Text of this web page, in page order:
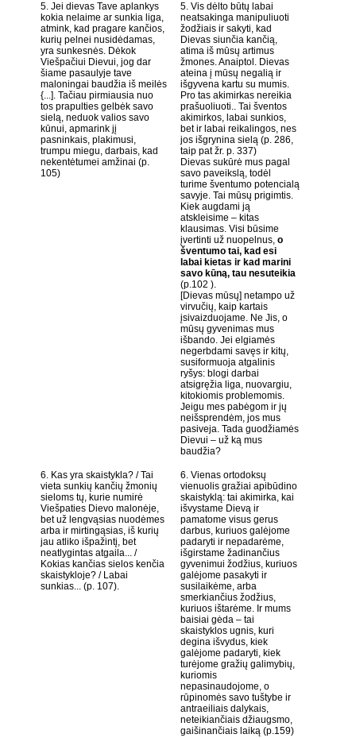
5. Jei dievas Tave aplankys
kokia nelaime ar sunkia liga,
atmink, kad pragare kančios,
kurių pelnei nusidėdamas,
yra sunkesnės. Dėkok
Viešpačiui Dievui, jog dar
šiame pasaulyje tave
maloningai baudžia iš meilės
{...]. Tačiau pirmiausia nuo
tos prapulties gelbėk savo
sielą, neduok valios savo
kūnui, apmarink jį
pasninkais, plakimusi,
trumpu miegu, darbais, kad
nekentėtumei amžinai (p.
105)
5. Vis dėlto būtų labai
neatsakinga manipuliuoti
žodžiais ir sakyti, kad
Dievas siunčia kančią,
atima iš mūsų artimus
žmones. Anaiptol. Dievas
ateina į mūsų negalią ir
išgyvena kartu su mumis.
Pro tas akimirkas nereikia
prašuoliuoti.. Tai šventos
akimirkos, labai sunkios,
bet ir labai reikalingos, nes
jos išgrynina sielą (p. 286,
taip pat žr. p. 337)
Dievas sukūrė mus pagal
savo paveikslą, todėl
turime šventumo potencialą
savyje. Tai mūsų prigimtis.
Kiek augdami ją
atskleisime – kitas
klausimas. Visi būsime
įvertinti už nuopelnus, o
šventumo tai, kad esi
labai kietas ir kad marini
savo kūną, tau nesuteikia
(p.102 ).
[Dievas mūsų] netampo už
virvučių, kaip kartais
įsivaizduojame. Ne Jis, o
mūsų gyvenimas mus
išbando. Jei elgiamės
negerbdami savęs ir kitų,
susiformuoja atgalinis
ryšys: blogi darbai
atsigręžia liga, nuovargiu,
kitokiomis problemomis.
Jeigu mes pabėgom ir jų
neišsprendėm, jos mus
pasiveja. Tada guodžiamės
Dievui – už ką mus
baudžia?
6. Kas yra skaistykla? / Tai
vieta sunkių kančių žmonių
sieloms tų, kurie numirė
Viešpaties Dievo malonėje,
bet už lengvąsias nuodėmes
arba ir mirtingąsias, iš kurių
jau atliko išpažintį, bet
neatlygintas atgaila... /
Kokias kančias sielos kenčia
skaistykloje? / Labai
sunkias... (p. 107).
6. Vienas ortodoksų
vienuolis gražiai apibūdino
skaistyklą: tai akimirka, kai
išvystame Dievą ir
pamatome visus gerus
darbus, kuriuos galėjome
padaryti ir nepadarėme,
išgirstame žadinančius
gyvenimui žodžius, kuriuos
galėjome pasakyti ir
susilaikėme, arba
smerkiančius žodžius,
kuriuos ištarėme. Ir mums
baisiai gėda – tai
skaistyklos ugnis, kuri
degina išvydus, kiek
galėjome padaryti, kiek
turėjome gražių galimybių,
kuriomis
nepasinaudojome, o
rūpinomės savo tuštybe ir
antraeiliais dalykais,
neteikiančiais džiaugsmo,
gaišinančiais laiką (p.159)